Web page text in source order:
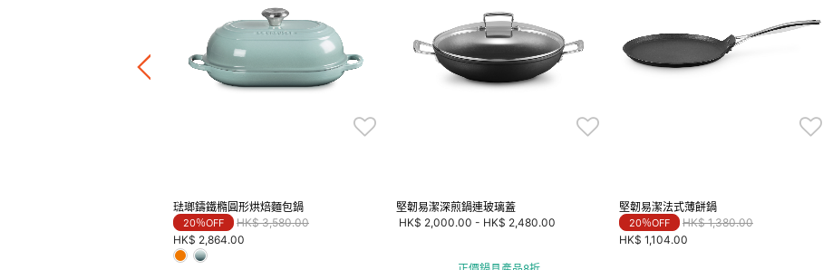
琺瑯鑄鐵橢圓形烘焙麵包鍋
20％OFF Price reduced from
HK$ 3,580.00to
HK$ 2,864.00
堅韌易潔深煎鍋連玻璃蓋
HK$ 2,000.00 - HK$ 2,480.00
堅韌易潔法式薄餅鍋
20％OFF Price reduced from
HK$ 1,380.00to
HK$ 1,104.00